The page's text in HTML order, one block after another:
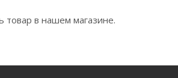
товар в нашем магазине.